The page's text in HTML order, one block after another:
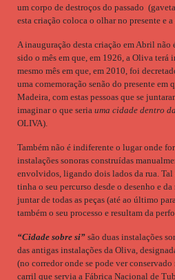
um corpo de destroços do passado
esta criação coloca o olhar no presente e
A inauguração desta criação em Abril não
sido o mês em que, em 1926, a Oliva terá
mesmo mês em que, em 2010, foi
uma comemoração senão do presente em
Madeira, com estas pessoas que se
imaginar o que seria uma cidade dentro
OLIVA).
Também não é indiferente o lugar onde
instalações sonoras construídas
envolvidos, ligando dois lados da rua. Tal
tinha o seu percurso desde o desenho e da
juntar de todas as peças (até ao último
também o seu processo e resultam da
“Cidade sobre si” são duas instalações
das antigas instalações da Oliva,
(no corredor onde se pode ver
carril que servia a Fábrica Nacional de